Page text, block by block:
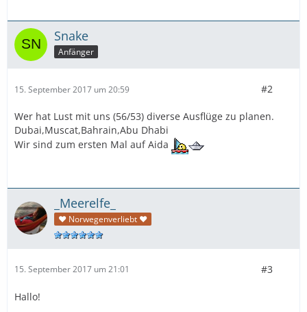
Snake
Anfänger
15. September 2017 um 20:59 #2
Wer hat Lust mit uns (56/53) diverse Ausflüge zu planen.
Dubai,Muscat,Bahrain,Abu Dhabi
Wir sind zum ersten Mal auf Aida
_Meerelfe_
♥ Norwegenverliebt ♥
15. September 2017 um 21:01 #3
Hallo!